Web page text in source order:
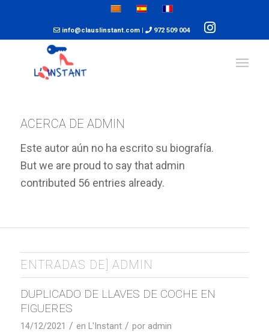
info@clauslinstant.com| 972 509 004
ACERCA DE ADMIN
Este autor aún no ha escrito su biografía.
But we are proud to say that admin
contributed 56 entries already.
ENTRADAS DE] ADMIN
DUPLICADO DE LLAVES DE COCHE EN
FIGUERES
14/12/2021 / en L'Instant / por admin